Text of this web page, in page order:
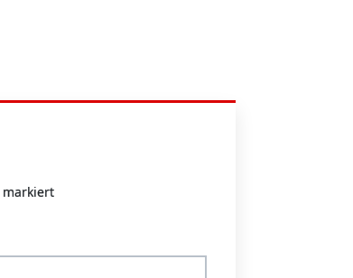
markiert